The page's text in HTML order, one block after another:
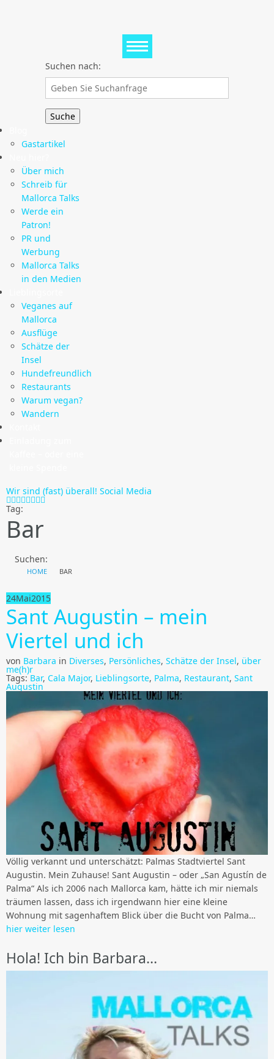
Suchen nach:
Gastartikel
Über mich
Schreib für
Mallorca Talks
Werde ein
Patron!
PR und
Werbung
Mallorca Talks
in den Medien
Veganes auf
Mallorca
Ausflüge
Schätze der
Insel
Hundefreundlich
Restaurants
Warum vegan?
Wandern
Wir sind (fast) überall! Social Media
Tag:
Bar
Suchen:
HOME BAR
24Mai2015
Sant Augustin – mein
Viertel und ich
von Barbara in Diverses, Persönliches, Schätze der Insel, über
me(h)r
Tags:Bar, Cala Major, Lieblingsorte, Palma, Restaurant, Sant
Augustin
Völlig verkannt und unterschätzt: Palmas Stadtviertel Sant
Augustin. Mein Zuhause! Sant Augustin – oder „San Agustín de
Palma“ Als ich 2006 nach Mallorca kam, hätte ich mir niemals
träumen lassen, dass ich irgendwann hier eine kleine
Wohnung mit sagenhaftem Blick über die Bucht von Palma…
hier weiter lesen
Hola! Ich bin Barbara…